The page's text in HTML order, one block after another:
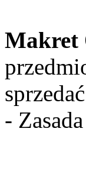
Makret
-